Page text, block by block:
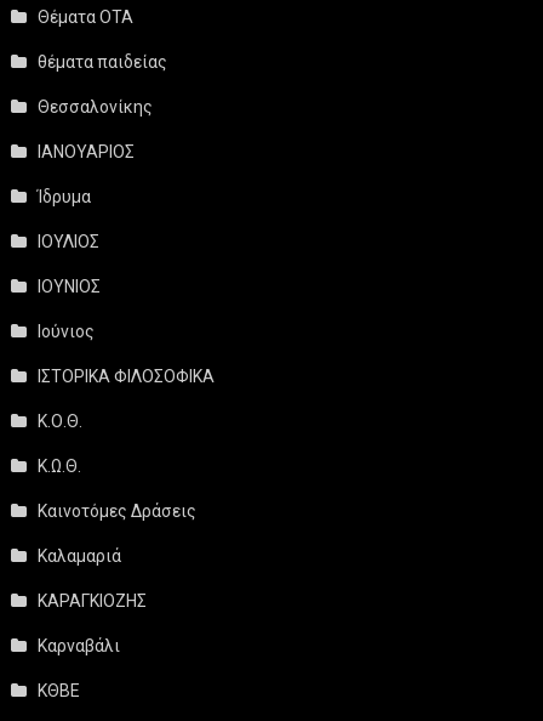
Θέματα ΟΤΑ
θέματα παιδείας
Θεσσαλονίκης
ΙΑΝΟΥΑΡΙΟΣ
Ίδρυμα
ΙΟΥΛΙΟΣ
ΙΟΥΝΙΟΣ
Ιούνιος
ΙΣΤΟΡΙΚΑ ΦΙΛΟΣΟΦΙΚΑ
Κ.Ο.Θ.
Κ.Ω.Θ.
Καινοτόμες Δράσεις
Καλαμαριά
ΚΑΡΑΓΚΙΟΖΗΣ
Καρναβάλι
ΚΘΒΕ